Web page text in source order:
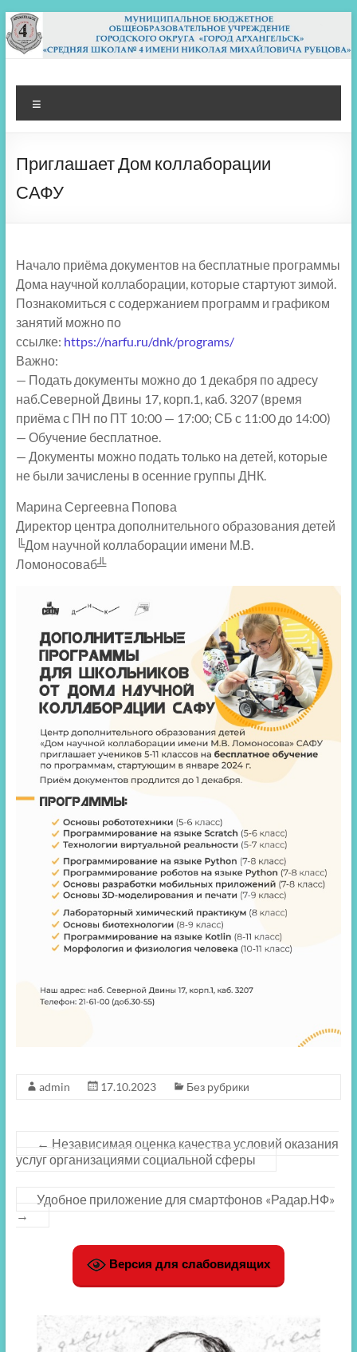
Перейти
к
содержимому
МБОУ СШ 4
Архангельск
Приглашает Дом коллаборации
САФУ
Начало приёма документов на бесплатные программы
Дома научной коллаборации, которые стартуют зимой.
Познакомиться с содержанием программ и графиком
занятий можно по
ссылке: https://narfu.ru/dnk/programs/
Важно:
— Подать документы можно до 1 декабря по адресу
наб.Северной Двины 17, корп.1, каб. 3207 (время
приёма с ПН по ПТ 10:00 — 17:00; СБ с 11:00 до 14:00)
— Обучение бесплатное.
— Документы можно подать только на детей, которые
не были зачислены в осенние группы ДНК.
Марина Сергеевна Попова
Директор центра дополнительного образования детей
╚Дом научной коллаборации имени М.В.
Ломоносоваб╩
admin 17.10.2023 Без рубрики
← Независимая оценка качества условий оказания
услуг организациями социальной сферы
Удобное приложение для смартфонов «Радар.НФ»
→
Версия для слабовидящих